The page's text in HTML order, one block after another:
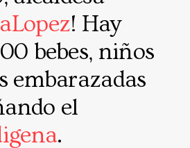
! Hay
bebes, niños
embarazadas
el
.